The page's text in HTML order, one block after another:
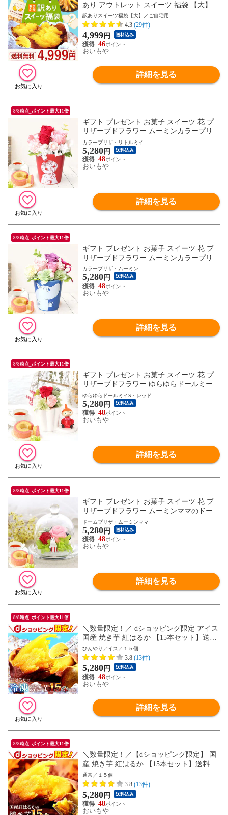
あり アウトレット スイーツ 福袋 【大】
アウトレット 訳アリ わけあり お菓子 まと
め買い 家族 友人 食品 お取り寄せ 焼き芋
冷凍 干し芋 ほしいも お芋 チップス よう
かん スイートポテト 人気 安い アイス ケ
ーキ 和菓子 洋菓子 お菓子
訳ありスイーツ福袋【大】／ご自宅用
4.3 (29件)
4,999円 送料込み
46
おいもや
詳細を見る
8/8時点_ポイント最大11倍
ギフト プレゼント お菓子 スイーツ 花 プ
リザーブドフラワー ムーミンカラープリザ
（M）ミー（赤） moominA 送料無料 ※ご
指定日にお届け
カラープリザ・リトルミイ
5,280円 送料込み
48
おいもや
詳細を見る
8/8時点_ポイント最大11倍
ギフト プレゼント お菓子 スイーツ 花 プ
リザーブドフラワー ムーミンカラープリザ
（M）ムーミン（ピンク） moominA 送料
無料 ※ご指定日にお届け
カラープリザ・ムーミン
5,280円 送料込み
48
おいもや
詳細を見る
8/8時点_ポイント最大11倍
ギフト プレゼント お菓子 スイーツ 花 プ
リザーブドフラワー ゆらゆらドールミー
（S）赤） moominA 送料無料 ※ご指定日
にお届け
ゆらゆらドールミイS・レッド
5,280円 送料込み
48
おいもや
詳細を見る
8/8時点_ポイント最大11倍
ギフト プレゼント お菓子 スイーツ 花 プ
リザーブドフラワー ムーミンママのドーム
プリザ moominA 送料無料 ※ご指定日にお
届け
ドームプリザ・ムーミンママ
5,280円 送料込み
48
おいもや
詳細を見る
8/8時点_ポイント最大11倍
＼数量限定！／ dショッピング限定 アイス
国産 焼き芋 紅はるか 【15本セット】送料
無料 和菓子 スイーツ まとめ買い セット
※ご指定日にお届け
ひんやりアイス／１５個
3.8 (13件)
5,280円 送料込み
48
おいもや
詳細を見る
8/8時点_ポイント最大11倍
＼数量限定！／【dショッピング限定】 国
産 焼き芋 紅はるか 【15本セット】送料無
料 和菓子 スイーツ まとめ買い セット ※
ご指定日にお届け
通常／１５個
3.8 (13件)
5,280円 送料込み
48
おいもや